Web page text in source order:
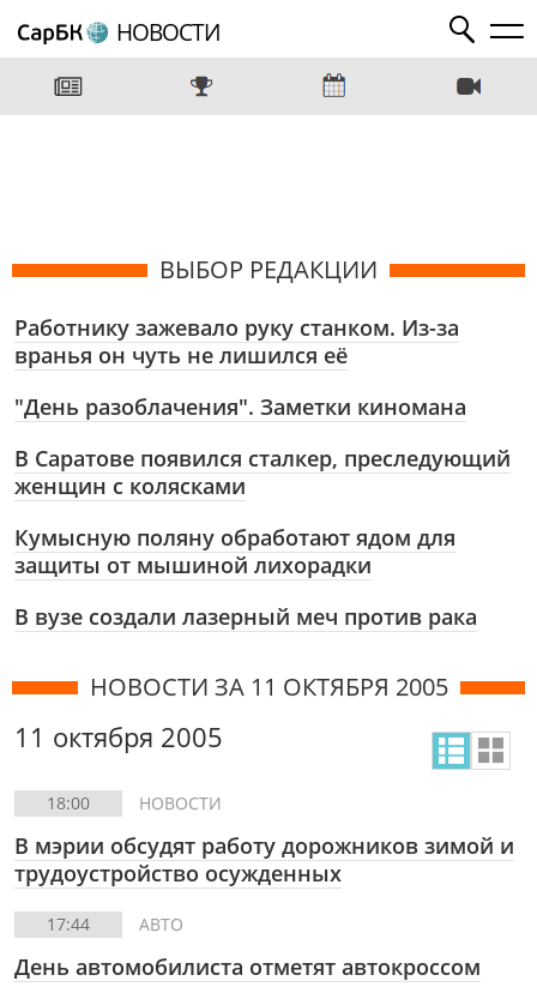
НОВОСТИ
ВЫБОР РЕДАКЦИИ
Работнику зажевало руку станком. Из-за
вранья он чуть не лишился её
"День разоблачения". Заметки киномана
В Саратове появился сталкер, преследующий
женщин с колясками
Кумысную поляну обработают ядом для
защиты от мышиной лихорадки
В вузе создали лазерный меч против рака
НОВОСТИ ЗА 11 ОКТЯБРЯ 2005
11 октября 2005
18:00 НОВОСТИ
В мэрии обсудят работу дорожников зимой и
трудоустройство осужденных
17:44 АВТО
День автомобилиста отметят автокроссом